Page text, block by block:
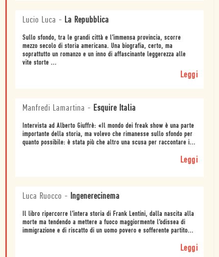
Lucio Luca - La Repubblica
Sullo sfondo, tra le grandi città e l’immensa provincia, scorre
mezzo secolo di storia americana. Una biografia, certo, ma
soprattutto un romanzo e un inno di affascinante leggerezza alle
vite storte ...
Leggi
Manfredi Lamartina - Esquire Italia
Intervista ad Alberto Giuffrè: «Il mondo dei freak show è una parte
importante della storia, ma volevo che rimanesse sullo sfondo per
quanto possibile: è stata più che altro una scusa per raccontare i...
Leggi
Luca Ruocco - Ingenerecinema
Il libro ripercorre l’intera storia di Frank Lentini, dalla nascita alla
morte ma tendendo a mettere a fuoco maggiormente l’odissea di
immigrazione e di riscatto di un uomo povero e sofferente partito...
Leggi